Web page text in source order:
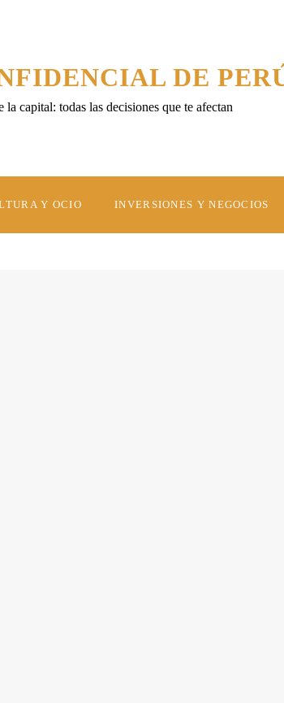
DE
la capital: todas las decisiones que te afectan
Y OCIO INVERSIONES Y NEGOCIOS